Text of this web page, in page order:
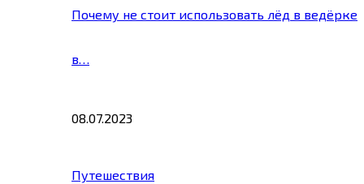
Почему не стоит использовать лёд в ведёрке
в…
08.07.2023
Путешествия